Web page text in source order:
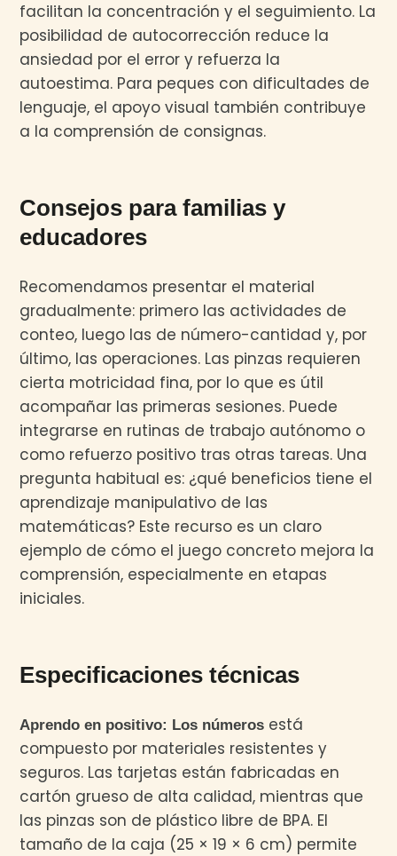
facilitan la concentración y el seguimiento. La
posibilidad de autocorrección reduce la
ansiedad por el error y refuerza la
autoestima. Para peques con dificultades de
lenguaje, el apoyo visual también contribuye
a la comprensión de consignas.
Consejos para familias y
educadores
Recomendamos presentar el material
gradualmente: primero las actividades de
conteo, luego las de número-cantidad y, por
último, las operaciones. Las pinzas requieren
cierta motricidad fina, por lo que es útil
acompañar las primeras sesiones. Puede
integrarse en rutinas de trabajo autónomo o
como refuerzo positivo tras otras tareas. Una
pregunta habitual es: ¿qué beneficios tiene el
aprendizaje manipulativo de las
matemáticas? Este recurso es un claro
ejemplo de cómo el juego concreto mejora la
comprensión, especialmente en etapas
iniciales.
Especificaciones técnicas
Aprendo en positivo: Los números está
compuesto por materiales resistentes y
seguros. Las tarjetas están fabricadas en
cartón grueso de alta calidad, mientras que
las pinzas son de plástico libre de BPA. El
tamaño de la caja (25 × 19 × 6 cm) permite